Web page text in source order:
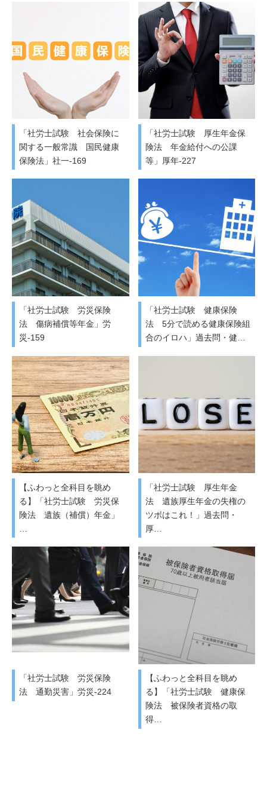
「社労士試験 社会保険に
関する一般常識 国民健康
保険法」社一-169
「社労士試験 厚生年金保
険法 年金給付への公課
等」厚年-227
「社労士試験 労災保険
法 傷病補償等年金」労
災-159
「社労士試験 健康保険
法 5分で読める健康保険組
合のイロハ」過去問・健…
【ふわっと全科目を眺め
る】「社労士試験 労災保
険法 遺族（補償）年金」
「社労士試験 厚生年金
法 遺族厚生年金の失権の
ツボはこれ！」過去問・
厚…
「社労士試験 労災保険
法 通勤災害」労災-224
【ふわっと全科目を眺め
る】「社労士試験 健康保
険法 被保険者資格の取
得…